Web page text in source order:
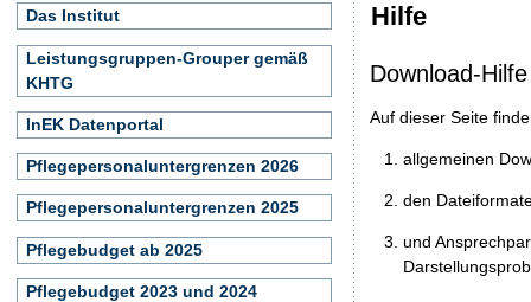
Hilfe
Download-Hilfe
Auf dieser Seite
allgemeinen
den
und
Das Institut
Leistungsgruppen-Grouper gemäß
KHTG
InEK Datenportal
Pflegepersonaluntergrenzen 2026
Pflegepersonaluntergrenzen 2025
Pflegebudget ab 2025
Pflegebudget 2023 und 2024